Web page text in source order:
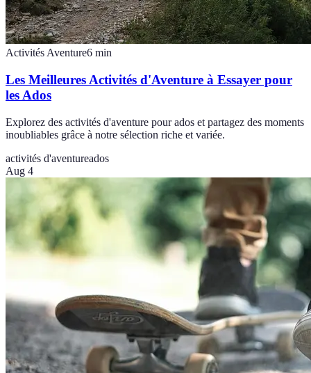
Activités Aventure6 min
Les Meilleures Activités d'Aventure à Essayer pour
les Ados
Explorez des activités d'aventure pour ados et partagez des moments
inoubliables grâce à notre sélection riche et variée.
activités d'aventureados
Aug 4